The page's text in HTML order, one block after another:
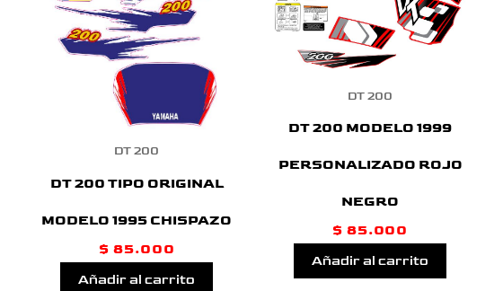
DT 200
DT 200 TIPO ORIGINAL
MODELO 1995 CHISPAZO
$ 85.000
Añadir al carrito
DT 200
DT 200 MODELO 1999
PERSONALIZADO ROJO
NEGRO
$ 85.000
Añadir al carrito